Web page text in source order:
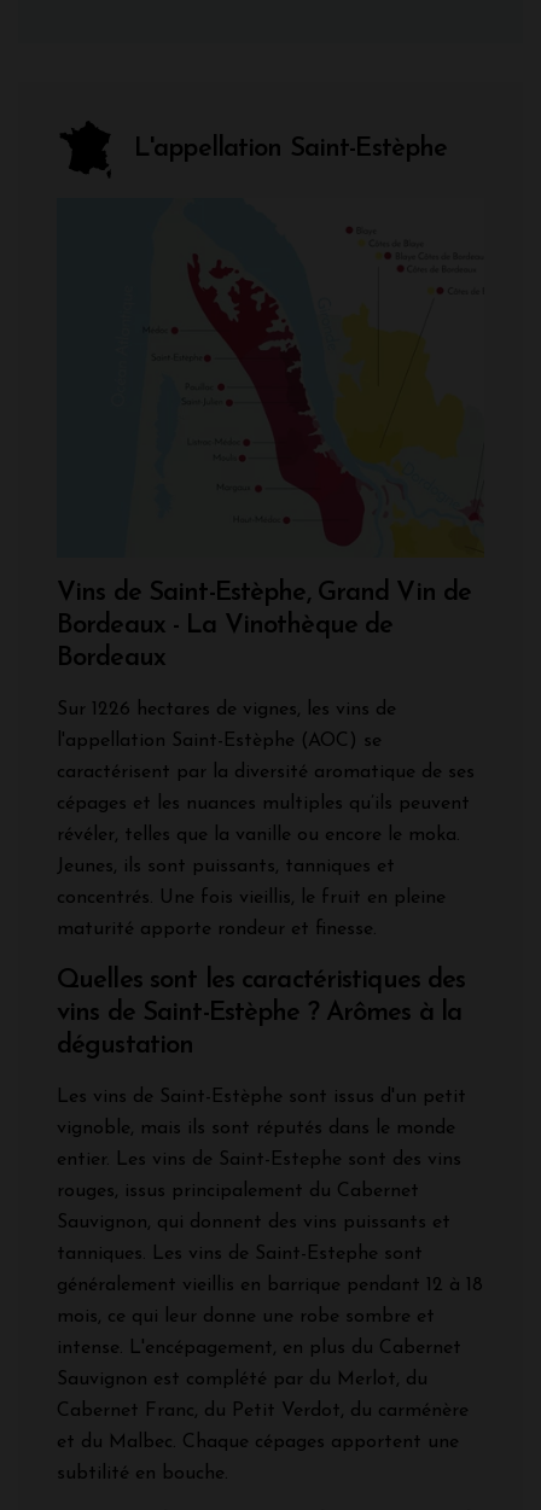
L'appellation Saint-Estèphe
Vins de Saint-Estèphe, Grand Vin de
Bordeaux - La Vinothèque de
Bordeaux
Sur 1226 hectares de vignes, les vins de
l'appellation Saint-Estèphe (AOC) se
caractérisent par la diversité aromatique de ses
cépages et les nuances multiples qu’ils peuvent
révéler, telles que la vanille ou encore le moka.
Jeunes, ils sont puissants, tanniques et
concentrés. Une fois vieillis, le fruit en pleine
maturité apporte rondeur et finesse.
Quelles sont les caractéristiques des
vins de Saint-Estèphe ? Arômes à la
dégustation
Les vins de Saint-Estèphe sont issus d'un petit
vignoble, mais ils sont réputés dans le monde
entier. Les vins de Saint-Estephe sont des vins
rouges, issus principalement du Cabernet
Sauvignon, qui donnent des vins puissants et
tanniques. Les vins de Saint-Estephe sont
généralement vieillis en barrique pendant 12 à 18
mois, ce qui leur donne une robe sombre et
intense. L'encépagement, en plus du Cabernet
Sauvignon est complété par du Merlot, du
Cabernet Franc, du Petit Verdot, du carménère
et du Malbec. Chaque cépages apportent une
subtilité en bouche.